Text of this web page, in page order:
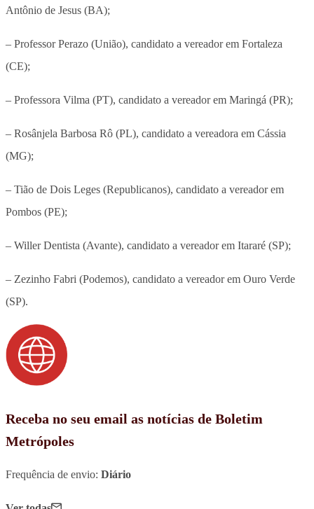
Antônio de Jesus (BA);
– Professor Perazo (União), candidato a vereador em Fortaleza
(CE);
– Professora Vilma (PT), candidato a vereador em Maringá (PR);
– Rosânjela Barbosa Rô (PL), candidato a vereadora em Cássia
(MG);
– Tião de Dois Leges (Republicanos), candidato a vereador em
Pombos (PE);
– Willer Dentista (Avante), candidato a vereador em Itararé (SP);
– Zezinho Fabri (Podemos), candidato a vereador em Ouro Verde
(SP).
Receba no seu email as notícias de Boletim
Metrópoles
Frequência de envio: Diário